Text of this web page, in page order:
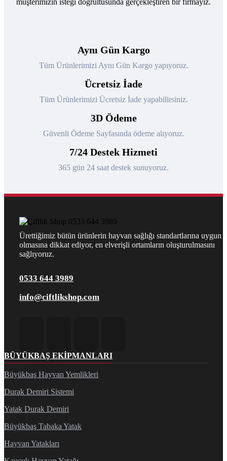
müşterimizin isteği doğrultusunda gerçekleştiren bir firmayız.
Aynı Gün Kargo
Tüm Ürünlerimizi Aynı Gün Kargo yapıyoruz.
Ücretsiz İade
Tüm Ürünlerimizi Ücretsiz İade yapabilirsiniz.
3D Ödeme
Güvenli Ödeme Sayfasında ödeme alıyoruz.
7/24 Destek Hizmeti
365 gün 24 saat destek sunuyoruz.
Ürettiğimiz bütün ürünlerin hayvan sağlığı standartlarına uygun
olmasına dikkat ediyor, en elverişli ortamların oluşturulmasını
sağlıyoruz.
0533 644 3989
info@ciftlikshop.com
BÜYÜKBAŞ EKIPMANLARI
Büyükbaş Hayvan Yemlikleri
Durak Demiri Sistemi
Yatak Durak Demiri
Büyükbaş Tabaka Yatak
Hayvan Yatakları